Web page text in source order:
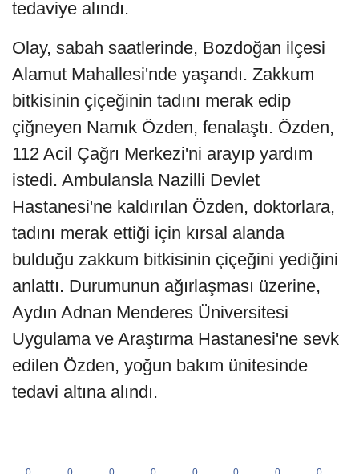
tedaviye alındı.
Olay, sabah saatlerinde, Bozdoğan ilçesi
Alamut Mahallesi'nde yaşandı. Zakkum
bitkisinin çiçeğinin tadını merak edip
çiğneyen Namık Özden, fenalaştı. Özden,
112 Acil Çağrı Merkezi'ni arayıp yardım
istedi. Ambulansla Nazilli Devlet
Hastanesi'ne kaldırılan Özden, doktorlara,
tadını merak ettiği için kırsal alanda
bulduğu zakkum bitkisinin çiçeğini yediğini
anlattı. Durumunun ağırlaşması üzerine,
Aydın Adnan Menderes Üniversitesi
Uygulama ve Araştırma Hastanesi'ne sevk
edilen Özden, yoğun bakım ünitesinde
tedavi altına alındı.